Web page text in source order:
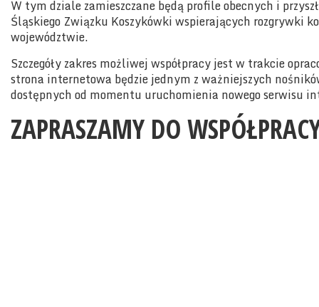
W tym dziale zamieszczane będą profile obecnych i
Śląskiego Związku Koszykówki wspierających rozgrywki
województwie.
Szczegóły zakres możliwej współpracy jest w trakcie
strona internetowa będzie jednym z ważniejszych
dostępnych od momentu uruchomienia nowego serwisu
ZAPRASZAMY DO